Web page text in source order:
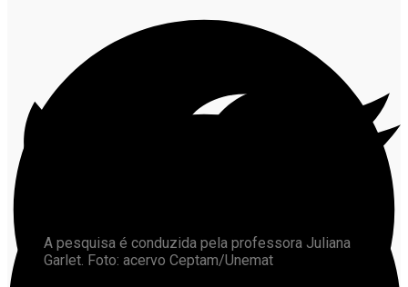
A pesquisa é conduzida pela professora Juliana
Garlet. Foto: acervo Ceptam/Unemat